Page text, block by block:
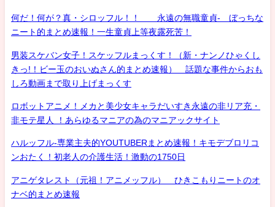
何だ！何が？真・シロッフル！！ 永遠の無職童貞- ぼっちな
ニート的まとめ速報！一生童貞上等夜露死苦！
男装スケバン女子！スケッフルまっくす！（新・ナンノひゃくし
きっ!！ビー玉のおいぬさん的まとめ速報） 話題な事件からおも
しろ動画まで取り上げまっくす
ロボットアニメ！メカと美少女キャラだいすき永遠の非リア充・
非モテ星人 ！あらゆるマニアの為のマニアックサイト
ハルッフル-専業主夫的YOUTUBERまとめ速報！キモデブロリコ
ンおたく！初老人の介護生活！激動の1750日
アニゲタレスト（元祖！アニメッフル） ひきこもりニートのオ
ナベ的まとめ速報